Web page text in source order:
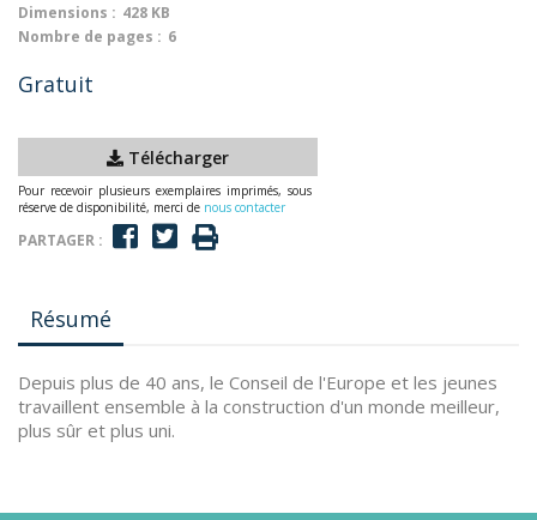
Dimensions : 428 KB
Nombre de pages : 6
Gratuit
Télécharger
Pour recevoir plusieurs exemplaires imprimés, sous
réserve de disponibilité, merci de nous contacter
PARTAGER :
Résumé
Depuis plus de 40 ans, le Conseil de l'Europe et les jeunes
travaillent ensemble à la construction d'un monde meilleur,
plus sûr et plus uni.